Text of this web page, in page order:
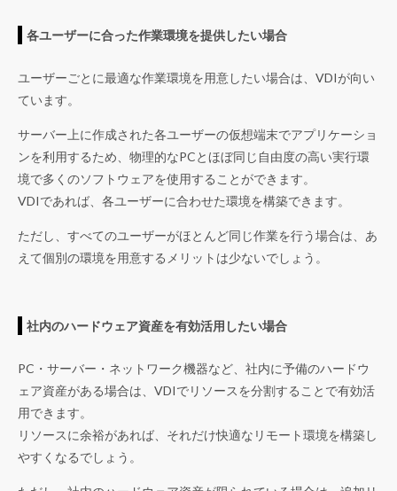
各ユーザーに合った作業環境を提供したい場合
ユーザーごとに最適な作業環境を用意したい場合は、VDIが向い
ています。
サーバー上に作成された各ユーザーの仮想端末でアプリケーショ
ンを利用するため、物理的なPCとほぼ同じ自由度の高い実行環
境で多くのソフトウェアを使用することができます。
VDIであれば、各ユーザーに合わせた環境を構築できます。
ただし、すべてのユーザーがほとんど同じ作業を行う場合は、あ
えて個別の環境を用意するメリットは少ないでしょう。
社内のハードウェア資産を有効活用したい場合
PC・サーバー・ネットワーク機器など、社内に予備のハードウ
ェア資産がある場合は、VDIでリソースを分割することで有効活
用できます。
リソースに余裕があれば、それだけ快適なリモート環境を構築し
やすくなるでしょう。